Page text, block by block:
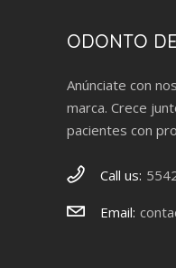
ODONTO
Anúnciate con
marca. Crece
pacientes con
Call us:
Email: